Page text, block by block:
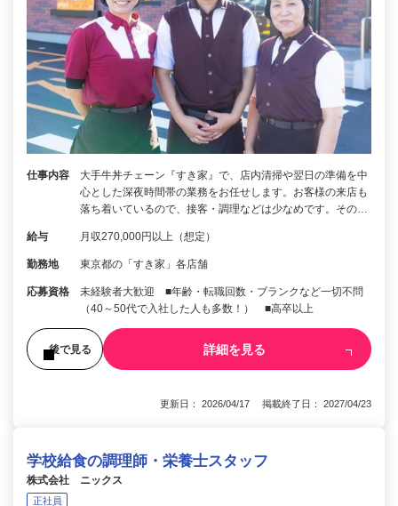
仕事内容
大手牛丼チェーン『すき家』で、店内清掃や翌日の準備を中
心とした深夜時間帯の業務をお任せします。お客様の来店も
落ち着いているので、接客・調理などは少なめです。その…
給与 月収270,000円以上（想定）
勤務地 東京都の「すき家」各店舗
応募資格
未経験者大歓迎 ■年齢・転職回数・ブランクなど一切不問
（40～50代で入社した人も多数！） ■高卒以上
後で見る 詳細を見る
更新日： 2026/04/17 掲載終了日： 2027/04/23
学校給食の調理師・栄養士スタッフ
株式会社 ニックス
正社員